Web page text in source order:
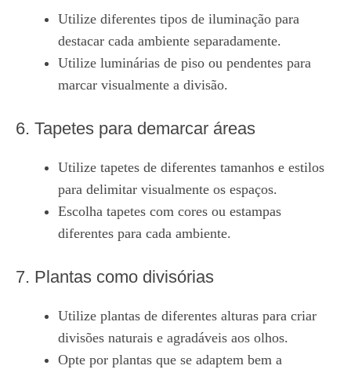
Utilize diferentes tipos de iluminação para
destacar cada ambiente separadamente.
Utilize luminárias de piso ou pendentes para
marcar visualmente a divisão.
6. Tapetes para demarcar áreas
Utilize tapetes de diferentes tamanhos e estilos
para delimitar visualmente os espaços.
Escolha tapetes com cores ou estampas
diferentes para cada ambiente.
7. Plantas como divisórias
Utilize plantas de diferentes alturas para criar
divisões naturais e agradáveis aos olhos.
Opte por plantas que se adaptem bem a